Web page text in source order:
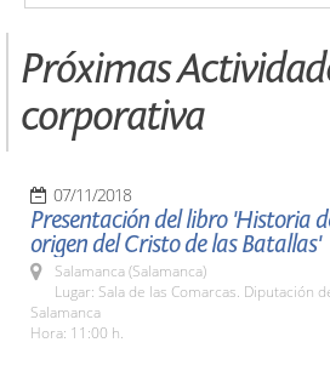
Próximas
corporativa
07/11/2018
Presentación del libro 'Historia
origen del Cristo de las Batallas'
Salamanca (Salamanca)
Lugar: Sala de las Comarcas. Diputación
Salamanca
Hora: 11:00 h.